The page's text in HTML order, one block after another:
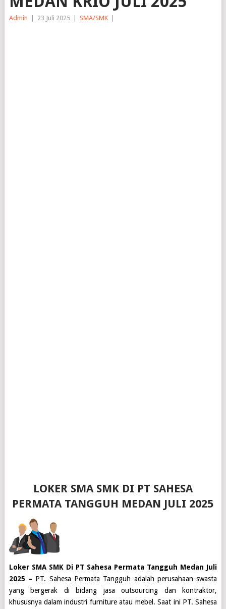
Admin 23 Juli 2025 SMA/SMK
LOKER SMA SMK DI PT SAHESA
PERMATA TANGGUH MEDAN JULI 2025
Loker SMA SMK Di PT Sahesa Permata Tangguh Medan Juli
2025 – PT. Sahesa Permata Tangguh adalah perusahaan swasta
yang bergerak di bidang jasa outsourcing dan kontraktor,
khususnya dalam industri furniture atau mebel. Saat ini PT. Sahesa